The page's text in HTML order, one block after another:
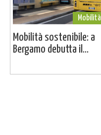
Mobilità
Mobilità sostenibile: a
Bergamo debutta il...